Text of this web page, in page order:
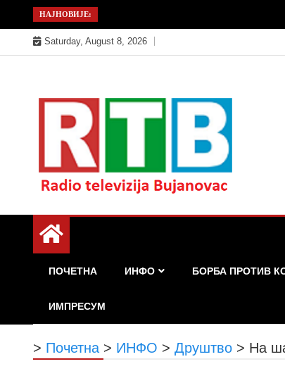
to
content
НАЈНОВИЈЕ:
Saturday, August 8, 2026
РТБ Бујановац
ПОЧЕТНА ИНФО БОРБА ПРОТИВ
ИМПРЕСУМ
> Почетна > ИНФО > Друштво > На